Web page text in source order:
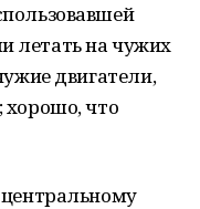
летать на чужих
двигатели,
хорошо, что